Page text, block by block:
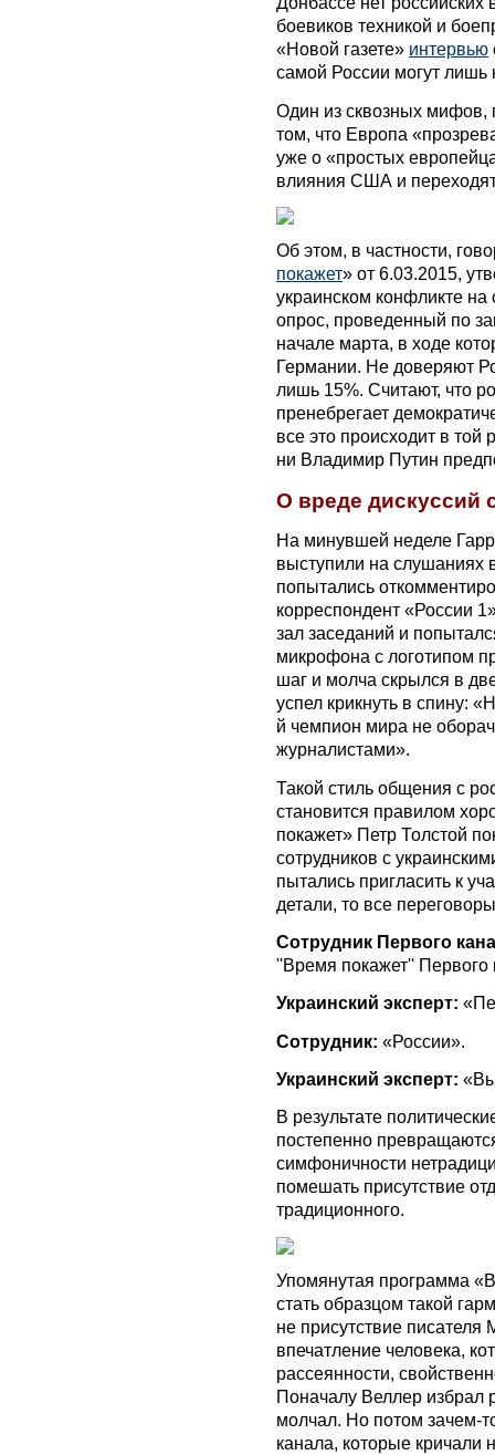
боевиков техникой и
«Новой газете» интервью
самой России могут лишь
Один из сквозных мифов,
том, что Европа
уже о «простых
влияния США и
Об этом, в частности,
покажет» от 6.03.2015,
украинском конфликте на
опрос, проведенный по
начале марта, в ходе
Германии. Не доверяют
лишь 15%. Считают, что
пренебрегает
все это происходит в той
ни Владимир Путин
О вреде дискуссий
На минувшей неделе
выступили на
попытались
корреспондент «России
зал заседаний и
микрофона с логотипом
шаг и молча скрылся в
успел крикнуть в спину:
й чемпион мира не
журналистами».
Такой стиль общения с
становится правилом
покажет» Петр Толстой
сотрудников с
пытались пригласить к
детали, то все
Сотрудник Первого
''Время покажет'' Первого
Украинский эксперт:
Сотрудник: «России».
Украинский эксперт:
В результате
постепенно
симфоничности
помешать присутствие
традиционного.
Упомянутая программа
стать образцом такой
не присутствие
впечатление человека,
рассеянности,
Поначалу Веллер избрал
молчал. Но потом зачем-
канала, которые кричали